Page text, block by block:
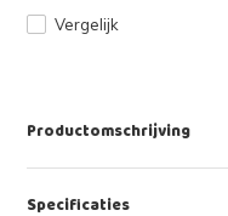
Vergelijk
Productomschrijving
Specificaties